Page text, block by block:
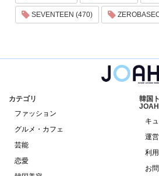
SEVENTEEN (470)
カテゴリ
ファッション
グルメ・カフェ
芸能
恋愛
韓国
キ
運
利
お